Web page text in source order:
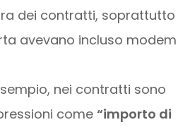
dei contratti, soprattutto
avevano incluso modem
nei contratti sono
come“importo di